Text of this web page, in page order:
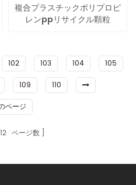
複合プラスチックポリプロピ
レンppリサイクル顆粒
102 103 104
105
109
110
ページ
ページ数